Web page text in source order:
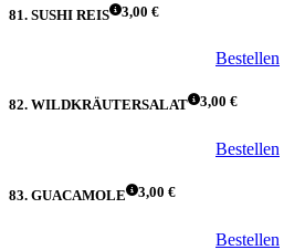
81. SUSHI REIS 3,00 €
Bestellen
82. WILDKRÄUTERSALAT 3,00 €
Bestellen
83. GUACAMOLE 3,00 €
Bestellen